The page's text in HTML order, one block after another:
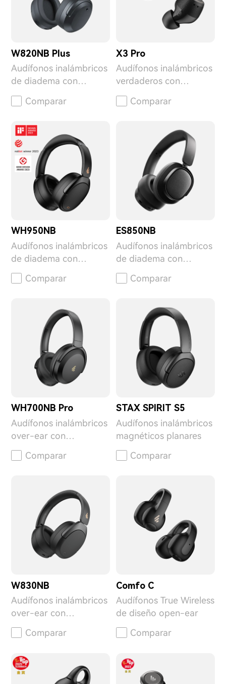
W820NB Plus
Audífonos inalámbricos
de diadema con
cancelación de ruido
Comparar
X3 Pro
Audífonos inalámbricos
verdaderos con
cancelación activa de
ruido
Comparar
WH950NB
Audífonos inalámbricos
de diadema con
cancelación de ruido
Comparar
ES850NB
Audífonos inalámbricos
de diadema con
cancelación de ruido
Comparar
WH700NB Pro
Audífonos inalámbricos
over-ear con
cancelación activa de
ruido
Comparar
STAX SPIRIT S5
Audífonos inalámbricos
magnéticos planares
Comparar
W830NB
Audífonos inalámbricos
over-ear con
cancelación activa de
ruido
Comparar
Comfo C
Audífonos True Wireless
de diseño open-ear
Comparar